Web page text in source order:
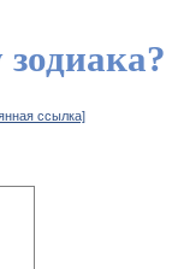
ссылка]